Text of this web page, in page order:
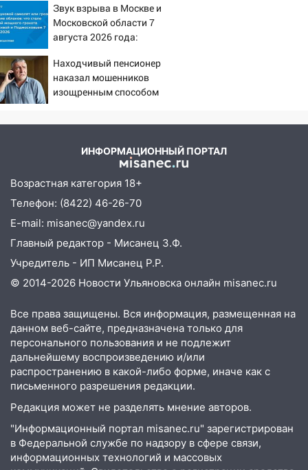
10:14
В Ульяновске двоих участников
коррупционной схемы при ЦГКБ
отправили в колонию на 7 и 8 лет
09:52
Ночью беспилотники сбили над
соседними Татарстаном и Саратовской
областью
09:41 Диана Шурыгина уверовала в
В Ульяновске директора фирмы
будут судить за неуплату налогов на 48
млн рублей
08:22 Подросток на питбайке сбил
велосипедистку: пострадали двое
07:20 Жара возвращается: ожидается
знойный и сухой четверг
пострадал 38-летний водитель
иномарки
05:00 «Каждая пятая женщина и каждый
второй мужчина в мире сталкиваются с
алопецией»: врач рассказал, чем может
быть вызвано облысение и как с этим
справиться
03:30 Гороскоп на 7 августа: пятница
принесет прилив творческой энергии и
Звук взрыва в Москве и
Московской области 7
августа 2026 года:
откуда был громкий
хлопок
Находчивый пенсионер
наказал мошенников
изощренным способом
ИНФОРМАЦИОННЫЙ ПОРТАЛ
Возрастная категория 18+
Телефон: (8422) 46-26-70
E-mail: misanec@yandex.ru
Главный редактор - Мисанец З.Ф.
Учредитель - ИП Мисанец Р.Р.
© 2014-2026 Новости Ульяновска онлайн misanec.ru
Все права защищены. Вся информация, размещенная на
данном веб-сайте, предназначена только для
персонального пользования и не подлежит
дальнейшему воспроизведению и/или
распространению в какой-либо форме, иначе как с
письменного разрешения редакции.
Редакция может не разделять мнение авторов.
"Информационный портал misanec.ru" зарегистрирован
в Федеральной службе по надзору в сфере связи,
информационных технологий и массовых